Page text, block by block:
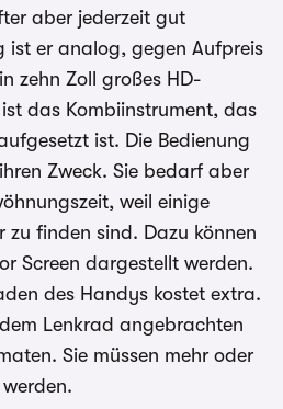
aber jederzeit gut
ist er analog, gegen Aufpreis
zehn Zoll großes HD-
das Kombiinstrument, das
ist. Die Bedienung
Zweck. Sie bedarf aber
weil einige
zu finden sind. Dazu können
Screen dargestellt werden.
des Handys kostet extra.
Lenkrad angebrachten
Sie müssen mehr oder